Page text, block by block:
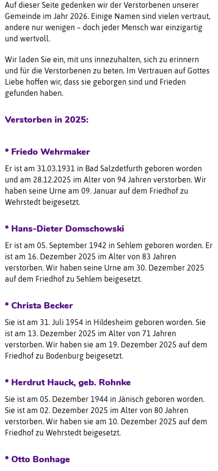
Auf dieser Seite gedenken wir der Verstorbenen unserer
Gemeinde im Jahr 2026. Einige Namen sind vielen vertraut,
andere nur wenigen – doch jeder Mensch war einzigartig
und wertvoll.
Wir laden Sie ein, mit uns innezuhalten, sich zu erinnern
und für die Verstorbenen zu beten. Im Vertrauen auf Gottes
Liebe hoffen wir, dass sie geborgen sind und Frieden
gefunden haben.
Verstorben in 2025:
* Friedo Wehrmaker
Er ist am 31.03.1931 in Bad Salzdetfurth geboren worden
und am 28.12.2025 im Alter von 94 Jahren verstorben. Wir
haben seine Urne am 09. Januar auf dem Friedhof zu
Wehrstedt beigesetzt.
* Hans-Dieter Domschowski
Er ist am 05. September 1942 in Sehlem geboren worden. Er
ist am 16. Dezember 2025 im Alter von 83 Jahren
verstorben. Wir haben seine Urne am 30. Dezember 2025
auf dem Friedhof zu Sehlem beigesetzt.
* Christa Becker
Sie ist am 31. Juli 1954 in Hildesheim geboren worden. Sie
ist am 13. Dezember 2025 im Alter von 71 Jahren
verstorben. Wir haben sie am 19. Dezember 2025 auf dem
Friedhof zu Bodenburg beigesetzt.
* Herdrut Hauck, geb. Rohnke
Sie ist am 05. Dezember 1944 in Jänisch geboren worden.
Sie ist am 02. Dezember 2025 im Alter von 80 Jahren
verstorben. Wir haben sie am 10. Dezember 2025 auf dem
Friedhof zu Wehrstedt beigesetzt.
* Otto Bonhage